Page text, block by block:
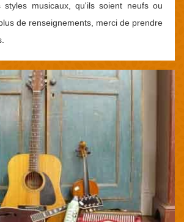
styles musicaux, qu'ils soient neufs ou
de renseignements, merci de prendre